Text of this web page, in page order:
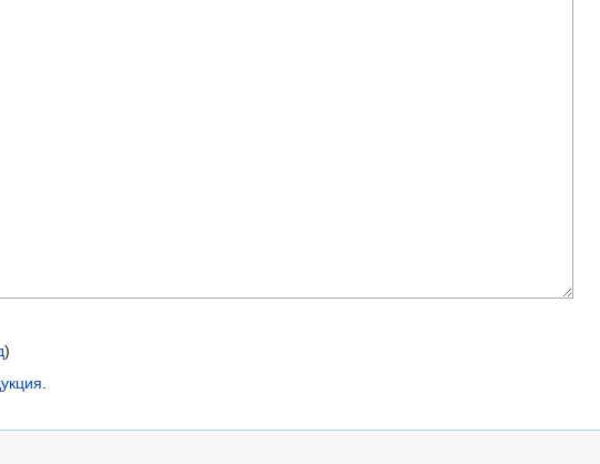
)
.